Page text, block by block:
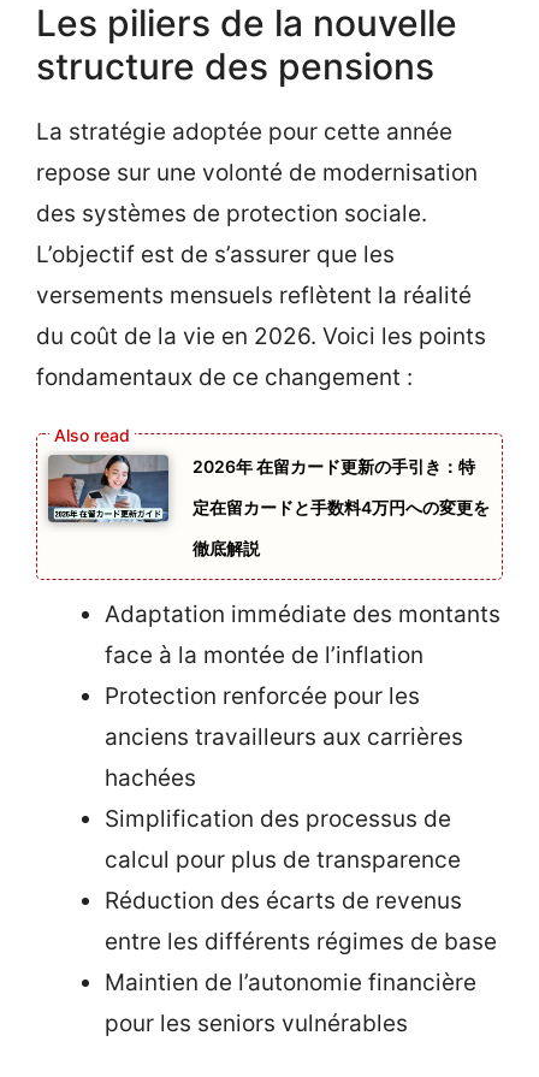
Les piliers de la nouvelle
structure des pensions
La stratégie adoptée pour cette année
repose sur une volonté de modernisation
des systèmes de protection sociale.
L’objectif est de s’assurer que les
versements mensuels reflètent la réalité
du coût de la vie en 2026. Voici les points
fondamentaux de ce changement :
2026年 在留カード更新の手引き：特
定在留カードと手数料4万円への変更を
徹底解説
Adaptation immédiate des montants
face à la montée de l’inflation
Protection renforcée pour les
anciens travailleurs aux carrières
hachées
Simplification des processus de
calcul pour plus de transparence
Réduction des écarts de revenus
entre les différents régimes de base
Maintien de l’autonomie financière
pour les seniors vulnérables